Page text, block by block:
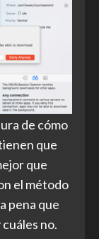
de cómo
que
que
el método
pena que
no.